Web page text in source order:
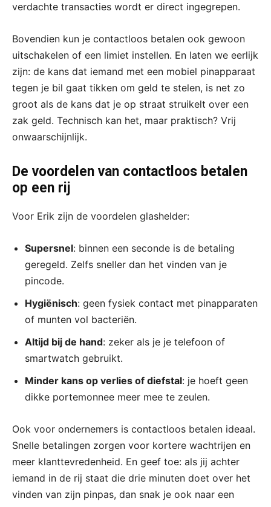
verdachte transacties wordt er direct ingegrepen.
Bovendien kun je contactloos betalen ook gewoon
uitschakelen of een limiet instellen. En laten we eerlijk
zijn: de kans dat iemand met een mobiel pinapparaat
tegen je bil gaat tikken om geld te stelen, is net zo
groot als de kans dat je op straat struikelt over een
zak geld. Technisch kan het, maar praktisch? Vrij
onwaarschijnlijk.
De voordelen van contactloos betalen
op een rij
Voor Erik zijn de voordelen glashelder:
Supersnel: binnen een seconde is de betaling
geregeld. Zelfs sneller dan het vinden van je
pincode.
Hygiënisch: geen fysiek contact met pinapparaten
of munten vol bacteriën.
Altijd bij de hand: zeker als je je telefoon of
smartwatch gebruikt.
Minder kans op verlies of diefstal: je hoeft geen
dikke portemonnee meer mee te zeulen.
Ook voor ondernemers is contactloos betalen ideaal.
Snelle betalingen zorgen voor kortere wachtrijen en
meer klanttevredenheid. En geef toe: als jij achter
iemand in de rij staat die drie minuten doet over het
vinden van zijn pinpas, dan snak je ook naar een